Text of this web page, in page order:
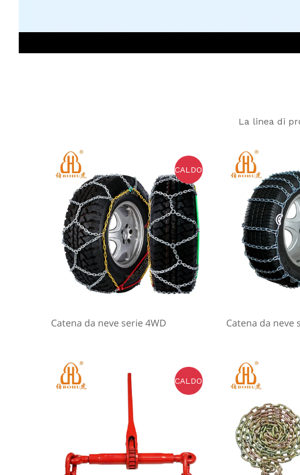
La linea di
CALDO
Catena da neve serie 4WD Catena da neve
CALDO